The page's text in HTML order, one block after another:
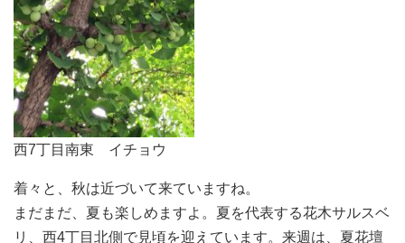
西7丁目南東 イチョウ
着々と、秋は近づいて来ていますね。
まだまだ、夏も楽しめますよ。夏を代表する花木サルスベ
リ、西4丁目北側で見頃を迎えています。来週は、夏花壇